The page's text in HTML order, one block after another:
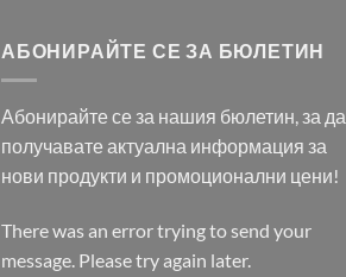
АБОНИРАЙТЕ СЕ ЗА БЮЛЕТИН
Абонирайте се за нашия бюлетин, за да
получавате актуална информация за
нови продукти и промоционални цени!
There was an error trying to send your
message. Please try again later.